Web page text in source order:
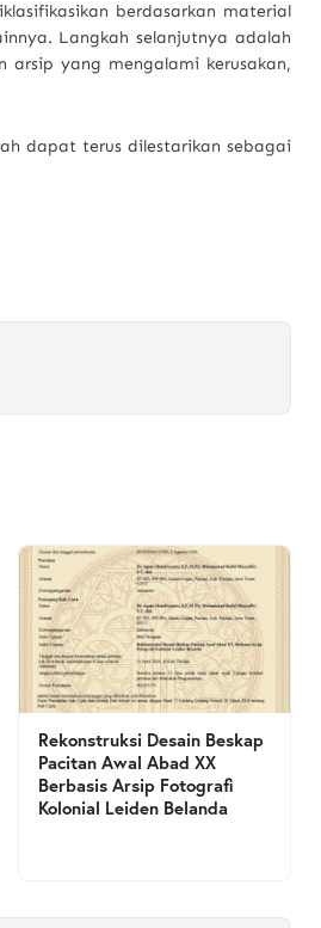
berdasarkan material
Langkah selanjutnya adalah
yang mengalami kerusakan,
dapat terus dilestarikan sebagai
Rekonstruksi Desain Beskap
Pacitan Awal Abad XX
Berbasis Arsip Fotografi
Kolonial Leiden Belanda